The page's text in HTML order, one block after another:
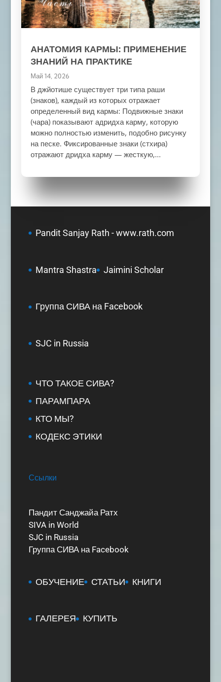
АНАТОМИЯ КАРМЫ: ПРИМЕНЕНИЕ
ЗНАНИЙ НА ПРАКТИКЕ
Май 14, 2026
В джйотише существует три типа раши
(знаков), каждый из которых отражает
определенный вид кармы: Подвижные знаки
(чара) показывают адридха карму, которую
можно полностью изменить, подобно рисунку
на песке. Фиксированные знаки (стхира)
отражают дридха карму — жесткую,...
Pandit Sanjay Rath - www.rath.com
Mantra Shastra Jaimini Scholar
Группа СИВА на Facebook
SJC in Russia
ЧТО ТАКОЕ СИВА?
ПАРАМПАРА
КТО МЫ?
КОДЕКС ЭТИКИ
Ссылки
Пандит Санджайа Ратх
SIVA in World
SJC in Russia
Группа СИВА на Facebook
ОБУЧЕНИЕ СТАТЬИ КНИГИ
ГАЛЕРЕЯ КУПИТЬ